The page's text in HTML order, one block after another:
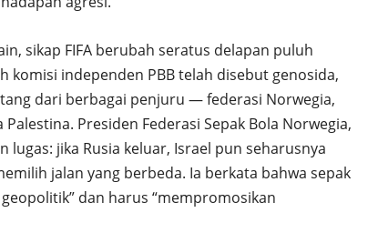
sikap FIFA berubah seratus delapan puluh
komisi independen PBB telah disebut genosida,
dari berbagai penjuru — federasi Norwegia,
Presiden Federasi Sepak Bola Norwegia,
lugas: jika Rusia keluar, Israel pun seharusnya
jalan yang berbeda. Ia berkata bahwa sepak
dan harus “mempromosikan